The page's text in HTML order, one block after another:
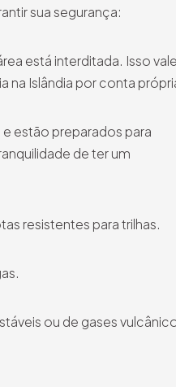
sua segurança:
está interditada. Isso
na Islândia por conta
estão preparados para
de ter um
resistentes para trilhas.
ou de gases